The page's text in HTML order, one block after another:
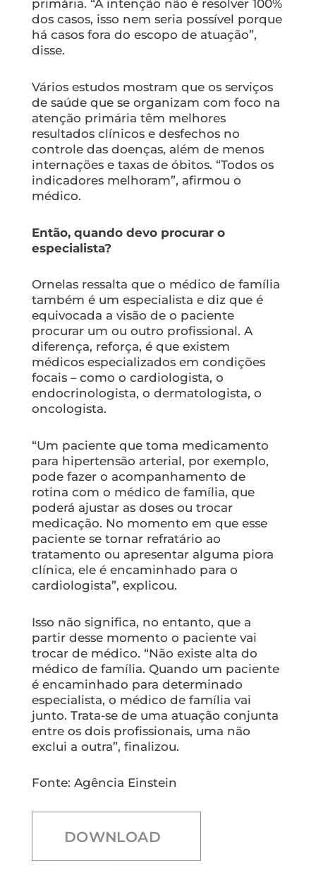
primária. “A intenção não é resolver 100%
dos casos, isso nem seria possível porque
há casos fora do escopo de atuação”,
disse.
Vários estudos mostram que os serviços
de saúde que se organizam com foco na
atenção primária têm melhores
resultados clínicos e desfechos no
controle das doenças, além de menos
internações e taxas de óbitos. “Todos os
indicadores melhoram”, afirmou o
médico.
Então, quando devo procurar o
especialista?
Ornelas ressalta que o médico de família
também é um especialista e diz que é
equivocada a visão de o paciente
procurar um ou outro profissional. A
diferença, reforça, é que existem
médicos especializados em condições
focais – como o cardiologista, o
endocrinologista, o dermatologista, o
oncologista.
“Um paciente que toma medicamento
para hipertensão arterial, por exemplo,
pode fazer o acompanhamento de
rotina com o médico de família, que
poderá ajustar as doses ou trocar
medicação. No momento em que esse
paciente se tornar refratário ao
tratamento ou apresentar alguma piora
clínica, ele é encaminhado para o
cardiologista”, explicou.
Isso não significa, no entanto, que a
partir desse momento o paciente vai
trocar de médico. “Não existe alta do
médico de família. Quando um paciente
é encaminhado para determinado
especialista, o médico de família vai
junto. Trata-se de uma atuação conjunta
entre os dois profissionais, uma não
exclui a outra”, finalizou.
Fonte: Agência Einstein
DOWNLOAD